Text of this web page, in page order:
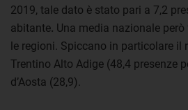
2019, tale dato è stato pari a 7,2
abitante. Una media nazionale
le regioni. Spiccano in particolare il
Trentino Alto Adige (48,4 presenze
d’Aosta (28,9).